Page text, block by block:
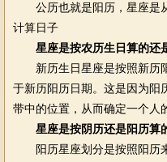
公历也就是阳历，星座是
计算日子
星座是按农历生日算的还
新历生日星座是按照新历
于新历阳历日期。这是因为阳
带中的位置，从而确定一个人
星座是按阴历还是阳历算
阳历星座划分是按照阳历